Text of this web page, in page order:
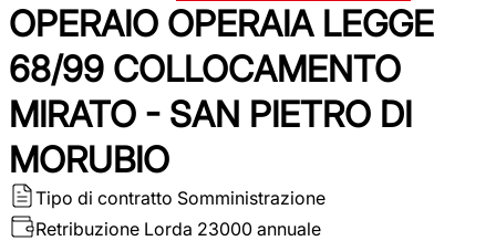
OPERAIO OPERAIA LEGGE
68/99 COLLOCAMENTO
MIRATO - SAN PIETRO DI
MORUBIO
Tipo di contratto Somministrazione
Retribuzione Lorda 23000 annuale